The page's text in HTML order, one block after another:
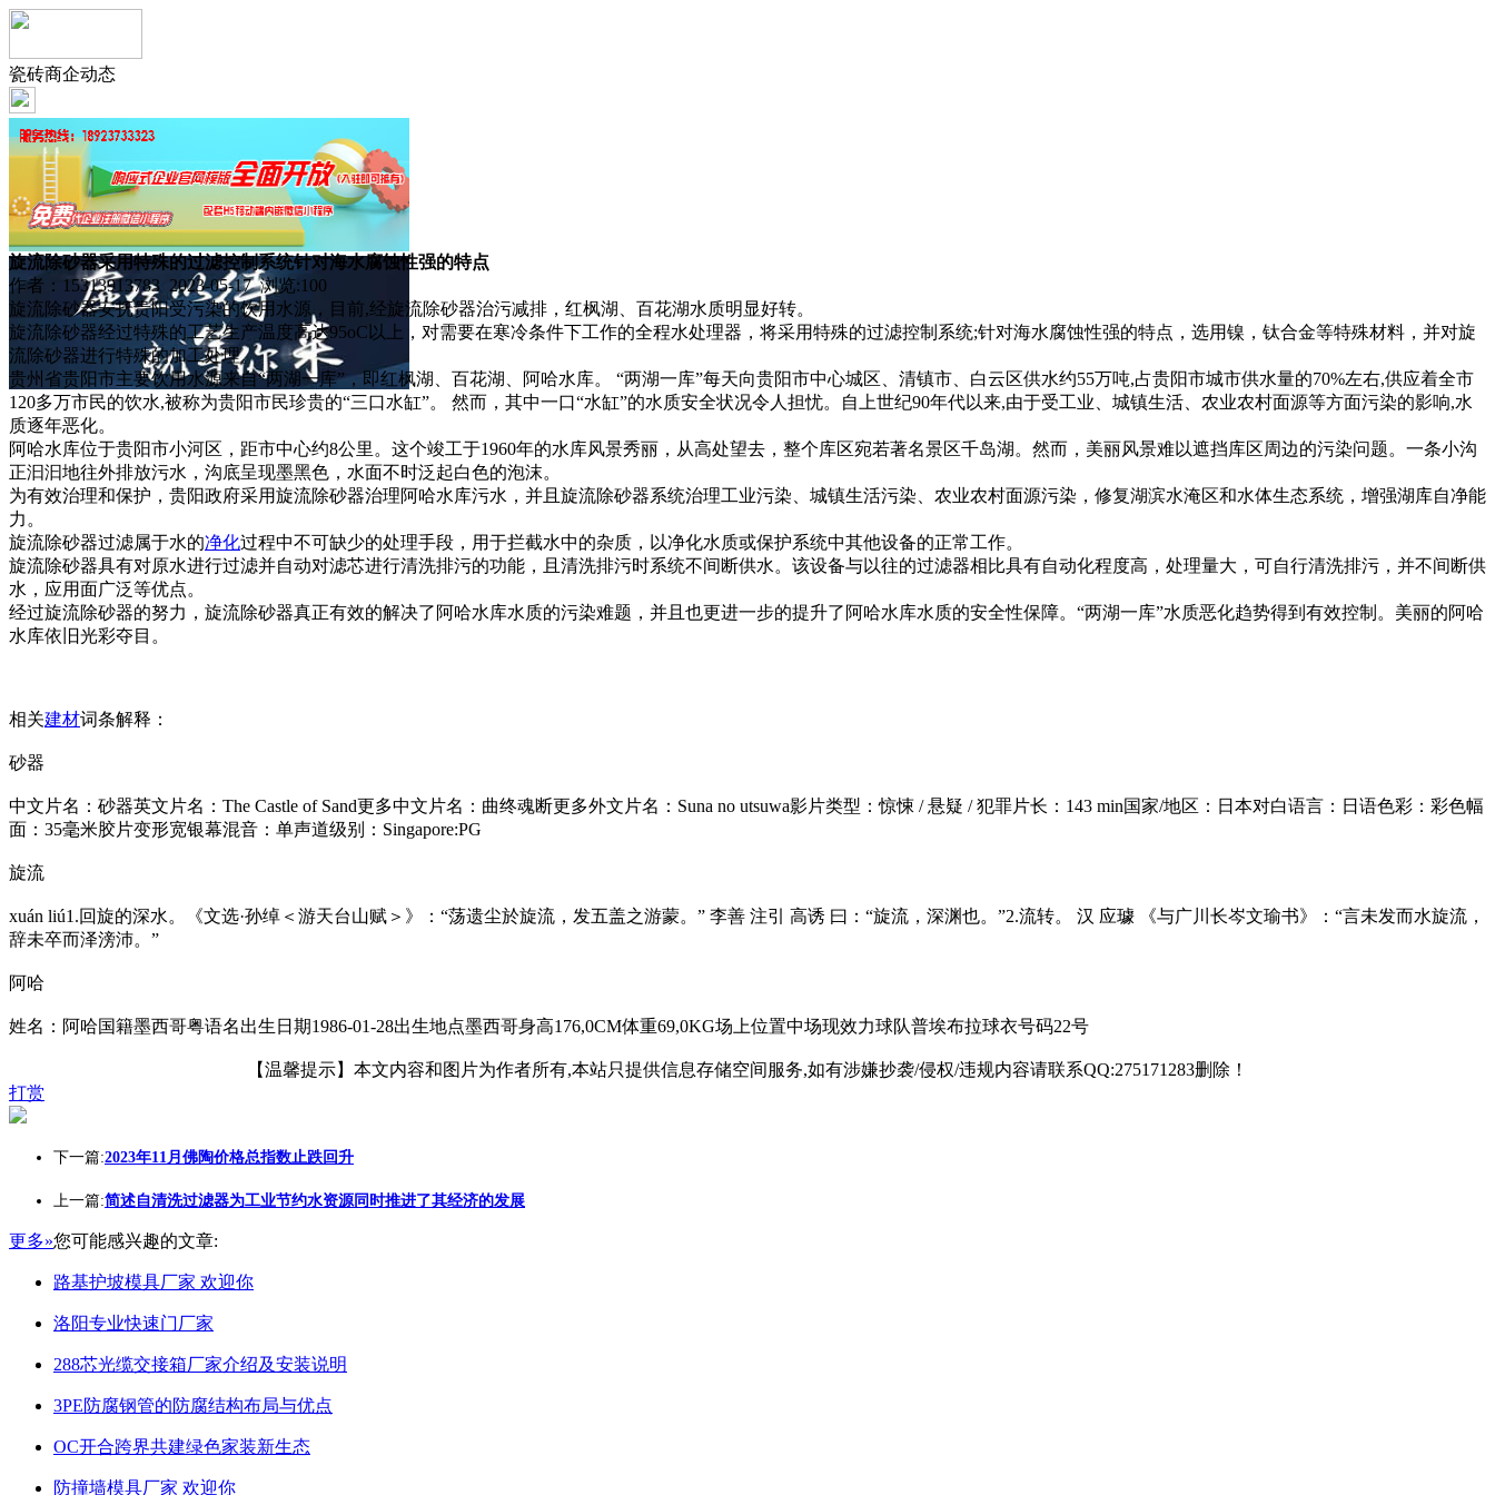
瓷砖商企动态
旋流除砂器采用特殊的过滤控制系统针对海水腐蚀性强的特点
作者：15313913783 2023-05-17 浏览:100
旋流除砂器安抚贵阳受污染的饮用水源，目前,经旋流除砂器治污减排，红枫湖、百花湖水质明显好转。
旋流除砂器经过特殊的工艺生产温度高达95oC以上，对需要在寒冷条件下工作的全程水处理器，将采用特殊的过滤控制系统;针对海水腐蚀性强的特点，选用镍，钛合金等特殊材料，并对旋
流除砂器进行特殊的加工处理。
贵州省贵阳市主要饮用水源来自“两湖一库”，即红枫湖、百花湖、阿哈水库。 “两湖一库”每天向贵阳市中心城区、清镇市、白云区供水约55万吨,占贵阳市城市供水量的70%左右,供应着全市
120多万市民的饮水,被称为贵阳市民珍贵的“三口水缸”。 然而，其中一口“水缸”的水质安全状况令人担忧。自上世纪90年代以来,由于受工业、城镇生活、农业农村面源等方面污染的影响,水
质逐年恶化。
阿哈水库位于贵阳市小河区，距市中心约8公里。这个竣工于1960年的水库风景秀丽，从高处望去，整个库区宛若著名景区千岛湖。然而，美丽风景难以遮挡库区周边的污染问题。一条小沟
正汩汩地往外排放污水，沟底呈现墨黑色，水面不时泛起白色的泡沫。
为有效治理和保护，贵阳政府采用旋流除砂器治理阿哈水库污水，并且旋流除砂器系统治理工业污染、城镇生活污染、农业农村面源污染，修复湖滨水淹区和水体生态系统，增强湖库自净能
力。
旋流除砂器过滤属于水的净化过程中不可缺少的处理手段，用于拦截水中的杂质，以净化水质或保护系统中其他设备的正常工作。
旋流除砂器具有对原水进行过滤并自动对滤芯进行清洗排污的功能，且清洗排污时系统不间断供水。该设备与以往的过滤器相比具有自动化程度高，处理量大，可自行清洗排污，并不间断供
水，应用面广泛等优点。
经过旋流除砂器的努力，旋流除砂器真正有效的解决了阿哈水库水质的污染难题，并且也更进一步的提升了阿哈水库水质的安全性保障。“两湖一库”水质恶化趋势得到有效控制。美丽的阿哈
水库依旧光彩夺目。
相关建材词条解释：
砂器
中文片名：砂器英文片名：The Castle of Sand更多中文片名：曲终魂断更多外文片名：Suna no utsuwa影片类型：惊悚 / 悬疑 / 犯罪片长：143 min国家/地区：日本对白语言：日语色彩：彩色幅
面：35毫米胶片变形宽银幕混音：单声道级别：Singapore:PG
旋流
xuán liú1.回旋的深水。《文选·孙绰＜游天台山赋＞》：“荡遗尘於旋流，发五盖之游蒙。” 李善 注引 高诱 曰：“旋流，深渊也。”2.流转。 汉 应璩 《与广川长岑文瑜书》：“言未发而水旋流，
辞未卒而泽滂沛。”
阿哈
姓名：阿哈国籍墨西哥粤语名出生日期1986-01-28出生地点墨西哥身高176,0CM体重69,0KG场上位置中场现效力球队普埃布拉球衣号码22号
【温馨提示】本文内容和图片为作者所有,本站只提供信息存储空间服务,如有涉嫌抄袭/侵权/违规内容请联系QQ:275171283删除！
打赏
下一篇:2023年11月佛陶价格总指数止跌回升
上一篇:简述自清洗过滤器为工业节约水资源同时推进了其经济的发展
更多»您可能感兴趣的文章:
路基护坡模具厂家 欢迎你
洛阳专业快速门厂家
288芯光缆交接箱厂家介绍及安装说明
3PE防腐钢管的防腐结构布局与优点
OC开合跨界共建绿色家装新生态
防撞墙模具厂家 欢迎你